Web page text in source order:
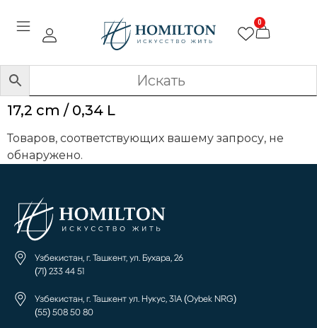
0
17,2 cm / 0,34 L
Товаров, соответствующих вашему запросу, не
обнаружено.
Узбекистан, г. Ташкент, ул. Бухара, 26
(71) 233 44 51
Узбекистан, г. Ташкент ул. Нукус, 31А (Oybek NRG)
(55) 508 50 80